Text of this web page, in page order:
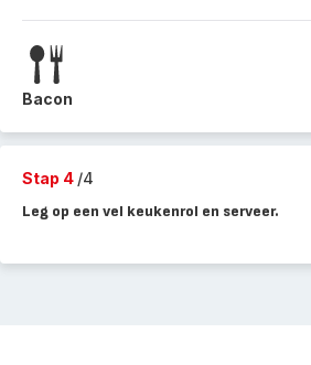
Bacon
Stap 4 /4
Leg op een vel keukenrol en serveer.